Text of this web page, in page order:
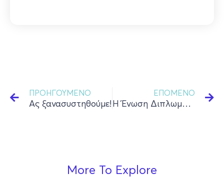
ΠΡΟΗΓΟΎΜΕΝΟ
Ας ξανασυστηθούμε!
ΕΠΌΜΕΝΟ
Η Ένωση Διπλωματούχων Επαγγελματιών Αισθητικών απαντά στα δημοσιεύματα περί μαστροπείας
More To Explore